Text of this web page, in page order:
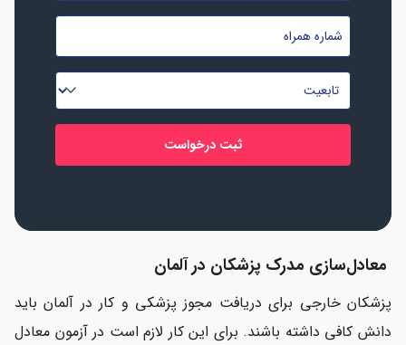
نام
خانوادگی
*
شماره
موبایل
*
تابعیت
*
معادل‌سازی مدرک پزشکان در آلمان
پزشکان خارجی برای دریافت مجوز پزشکی و کار در آلمان باید
دانش کافی داشته باشند. برای این کار لازم است در آزمون معادل